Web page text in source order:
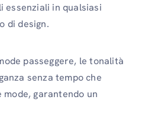
essenziali in qualsiasi
di design.
passeggere, le tonalità
senza tempo che
garantendo un